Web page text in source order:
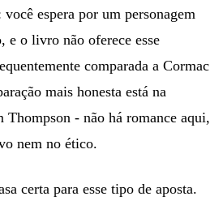
espera por um personagem
e o livro não oferece esse
comparada a Cormac
mais honesta está na
Thompson - não há romance aqui,
nem no ético.
certa para esse tipo de aposta.